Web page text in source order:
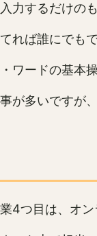
力するだけの
れば誰にでも
ワードの基本
が多いですが
4つ目は、オン